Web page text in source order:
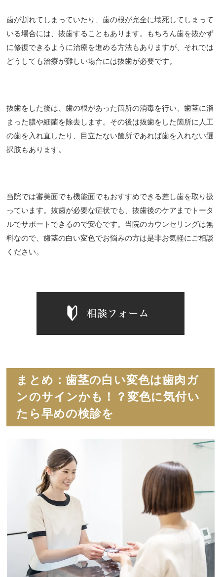
歯が割れてしまっていたり、歯の根が完全に壊死してしまって
いる場合には、抜歯することもあります。もちろん歯を抜かず
に修復できるように治療を進める方法もありますが、それでは
どうしても治療が難しい場合には抜歯が必要です。
抜歯をした後は、歯の根があった箇所の消毒を行い、歯茎に溜
まった膿や細菌を除去します。その後は抜歯をした箇所に人工
の歯を入れ直したり、目立たない箇所であれば歯を入れない選
択肢もあります。
当院では審美面でも機能面でもおすすめできる差し歯を取り扱
っています。抜歯が必要な症状でも、抜歯後のケアまでトータ
ルでサポートできるので安心です。当院のカウンセリングは無
料なので、歯茎の白い変色でお悩みの方は是非お気軽にご相談
ください。
まとめ：歯茎の白い変色は歯肉ガ
ンのサインかも！？変色に気付い
たら早めの検診を